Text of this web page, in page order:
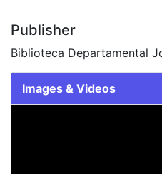
Publisher
Biblioteca Departamental
Images & Videos